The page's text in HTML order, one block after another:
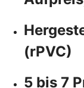
(rPVC)
5 bis 7